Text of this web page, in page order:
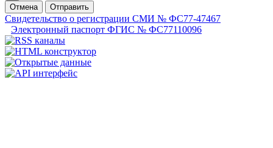
Отмена
Отправить
Свидетельство о регистрации СМИ № ФС77-47467
Электронный паспорт ФГИС № ФС77110096